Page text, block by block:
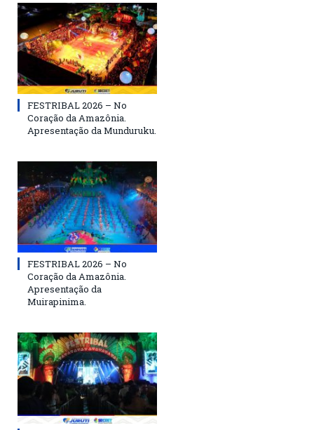
FESTRIBAL 2026 – No
Coração da Amazônia.
Apresentação da Munduruku.
FESTRIBAL 2026 – No
Coração da Amazônia.
Apresentação da
Muirapinima.